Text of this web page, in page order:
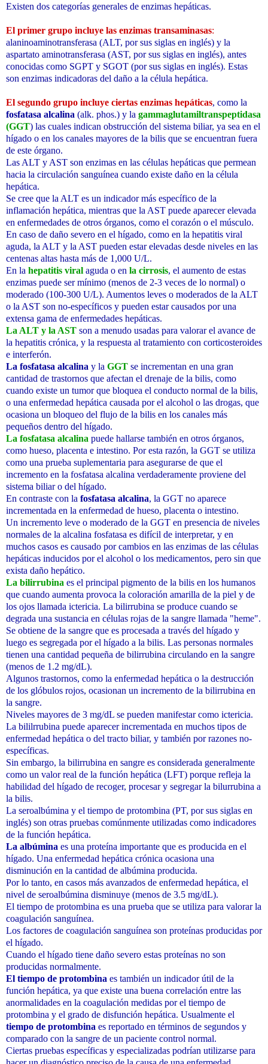
Existen dos categorías generales de enzimas hepáticas.
El primer grupo incluye las enzimas transaminasas:
alaninoaminotransferasa (ALT, por sus siglas en inglés) y la
aspartato aminotransferasa (AST, por sus siglas en inglés), antes
conocidas como SGPT y SGOT (por sus siglas en inglés). Estas
son enzimas indicadoras del daño a la célula hepática.
El segundo grupo incluye ciertas enzimas hepáticas, como la
fosfatasa alcalina (alk. phos.) y la gammaglutamiltranspeptidasa
(GGT) las cuales indican obstrucción del sistema biliar, ya sea en el
hígado o en los canales mayores de la bilis que se encuentran fuera
de este órgano.
Las ALT y AST son enzimas en las células hepáticas que permean
hacia la circulación sanguínea cuando existe daño en la célula
hepática.
Se cree que la ALT es un indicador más específico de la
inflamación hepática, mientras que la AST puede aparecer elevada
en enfermedades de otros órganos, como el corazón o el músculo.
En caso de daño severo en el hígado, como en la hepatitis viral
aguda, la ALT y la AST pueden estar elevadas desde niveles en las
centenas altas hasta más de 1,000 U/L.
En la hepatitis viral aguda o en la cirrosis, el aumento de estas
enzimas puede ser mínimo (menos de 2-3 veces de lo normal) o
moderado (100-300 U/L). Aumentos leves o moderados de la ALT
o la AST son no-específicos y pueden estar causados por una
extensa gama de enfermedades hepáticas.
La ALT y la AST son a menudo usadas para valorar el avance de
la hepatitis crónica, y la respuesta al tratamiento con corticosteroides
e interferón.
La fosfatasa alcalina y la GGT se incrementan en una gran
cantidad de trastornos que afectan el drenaje de la bilis, como
cuando existe un tumor que bloquea el conducto normal de la bilis,
o una enfermedad hepática causada por el alcohol o las drogas, que
ocasiona un bloqueo del flujo de la bilis en los canales más
pequeños dentro del hígado.
La fosfatasa alcalina puede hallarse también en otros órganos,
como hueso, placenta e intestino. Por esta razón, la GGT se utiliza
como una prueba suplementaria para asegurarse de que el
incremento en la fosfatasa alcalina verdaderamente proviene del
sistema biliar o del hígado.
En contraste con la fosfatasa alcalina, la GGT no aparece
incrementada en la enfermedad de hueso, placenta o intestino.
Un incremento leve o moderado de la GGT en presencia de niveles
normales de la alcalina fosfatasa es difícil de interpretar, y en
muchos casos es causado por cambios en las enzimas de las células
hepáticas inducidos por el alcohol o los medicamentos, pero sin que
exista daño hepático.
La bilirrubina es el principal pigmento de la bilis en los humanos
que cuando aumenta provoca la coloración amarilla de la piel y de
los ojos llamada ictericia. La bilirrubina se produce cuando se
degrada una sustancia en células rojas de la sangre llamada "heme".
Se obtiene de la sangre que es procesada a través del hígado y
luego es segregada por el hígado a la bilis. Las personas normales
tienen una cantidad pequeña de bilirrubina circulando en la sangre
(menos de 1.2 mg/dL).
Algunos trastornos, como la enfermedad hepática o la destrucción
de los glóbulos rojos, ocasionan un incremento de la bilirrubina en
la sangre.
Niveles mayores de 3 mg/dL se pueden manifestar como ictericia.
La bililrrubina puede aparecer incrementada en muchos tipos de
enfermedad hepática o del tracto biliar, y también por razones no-
específicas.
Sin embargo, la bilirrubina en sangre es considerada generalmente
como un valor real de la función hepática (LFT) porque refleja la
habilidad del hígado de recoger, procesar y segregar la bilurrubina a
la bilis.
La seroalbúmina y el tiempo de protombina (PT, por sus siglas en
inglés) son otras pruebas comúnmente utilizadas como indicadores
de la función hepática.
La albúmina es una proteína importante que es producida en el
hígado. Una enfermedad hepática crónica ocasiona una
disminución en la cantidad de albúmina producida.
Por lo tanto, en casos más avanzados de enfermedad hepática, el
nivel de seroalbúmina disminuye (menos de 3.5 mg/dL).
El tiempo de protombina es una prueba que se utiliza para valorar la
coagulación sanguínea.
Los factores de coagulación sanguínea son proteínas producidas por
el hígado.
Cuando el hígado tiene daño severo estas proteínas no son
producidas normalmente.
El tiempo de protombina es también un indicador útil de la
función hepática, ya que existe una buena correlación entre las
anormalidades en la coagulación medidas por el tiempo de
protombina y el grado de disfunción hepática. Usualmente el
tiempo de protombina es reportado en términos de segundos y
comparado con la sangre de un paciente control normal.
Ciertas pruebas específicas y especializadas podrían utilizarse para